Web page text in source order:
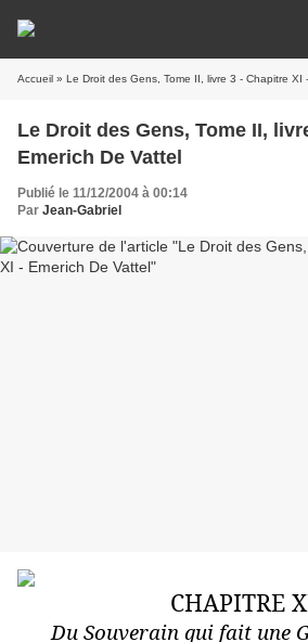
Accueil » Le Droit des Gens, Tome II, livre 3 - Chapitre XI
Le Droit des Gens, Tome II,
Emerich De Vattel
Publié le 11/12/2004 à 00:14
Par Jean-Gabriel
CHAPITRE
Du Souverain qui fait une